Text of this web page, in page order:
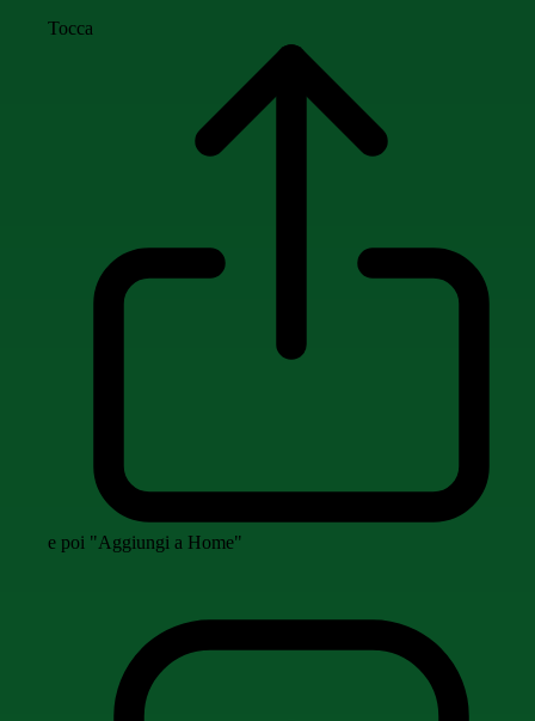
Tocca
e poi "Aggiungi a Home"